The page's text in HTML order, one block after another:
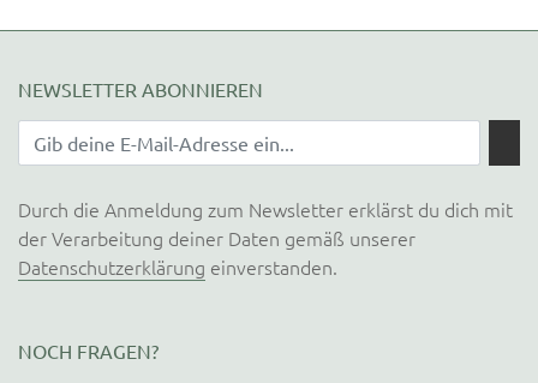
NEWSLETTER ABONNIEREN
Durch die Anmeldung zum Newsletter erklärst du dich mit
der Verarbeitung deiner Daten gemäß unserer
Datenschutzerklärung einverstanden.
NOCH FRAGEN?